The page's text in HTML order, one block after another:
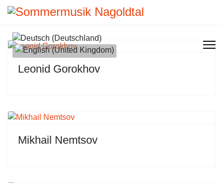
Select your language
Leonid Gorokhov
Mikhail Nemtsov